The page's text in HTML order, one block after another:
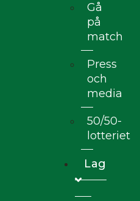
Gå
på
match
Press
och
media
50/50-
lotteriet
Lag